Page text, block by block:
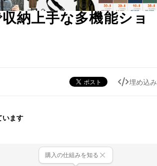
納上手な多機能ショ
埋め込み
います
購入の仕組みを知る